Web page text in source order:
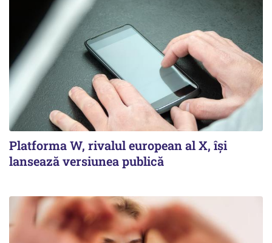
Platforma W, rivalul european al X, își
lansează versiunea publică